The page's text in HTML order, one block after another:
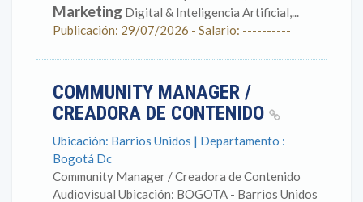
Marketing Digital & Inteligencia Artificial,...
Publicación: 29/07/2026 - Salario: ----------
COMMUNITY MANAGER /
CREADORA DE CONTENIDO
Ubicación: Barrios Unidos | Departamento :
Bogotá Dc
Community Manager / Creadora de Contenido
Audiovisual Ubicación: BOGOTA - Barrios Unidos